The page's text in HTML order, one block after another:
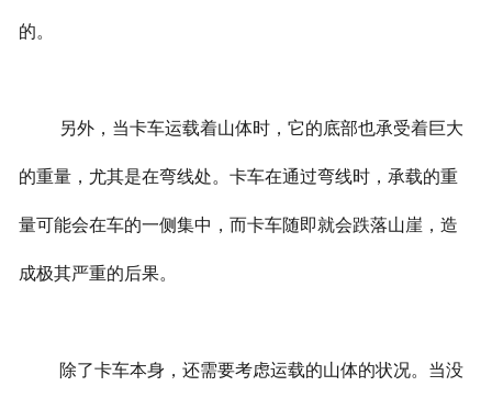
的。
另外，当卡车运载着山体时，它的底部也承受着巨大
的重量，尤其是在弯线处。卡车在通过弯线时，承载的重
量可能会在车的一侧集中，而卡车随即就会跌落山崖，造
成极其严重的后果。
除了卡车本身，还需要考虑运载的山体的状况。当没